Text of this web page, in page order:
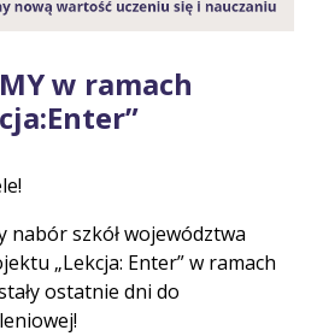
w ramach
nabór szkół województwa
„Lekcja: Enter” w ramach
ostatnie dni do